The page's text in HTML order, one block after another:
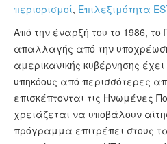
περιορισμοί, Επιλεξιμότητα
Από την έναρξή του το 1986,
απαλλαγής από την
αμερικανικής κυβέρνησης
υπηκόους από περισσότερες
επισκέπτονται τις Ηνωμένες
χρειάζεται να υποβάλουν
πρόγραμμα επιτρέπει στους